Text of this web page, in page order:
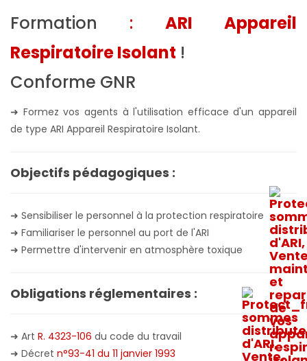
Formation : ARI Appareil
Respiratoire Isolant !
Conforme GNR
➜ Formez vos agents à l'utilisation efficace d'un appareil
de type ARI Appareil Respiratoire Isolant.
Objectifs pédagogiques :
➜ Sensibiliser le personnel à la protection respiratoire
➜ Familiariser le personnel au port de l'ARI
➜ Permettre d'intervenir en atmosphère toxique
Obligations réglementaires :
➜ Art R. 4323-106 du code du travail
➜ Décret n°93-41 du 11 janvier 1993